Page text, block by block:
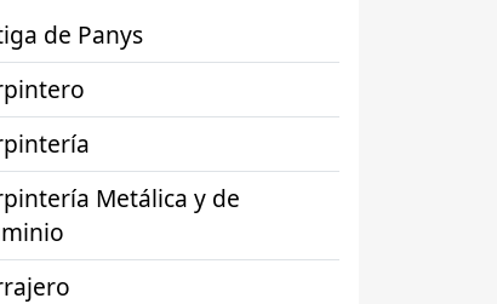
de Panys
Metálica y de